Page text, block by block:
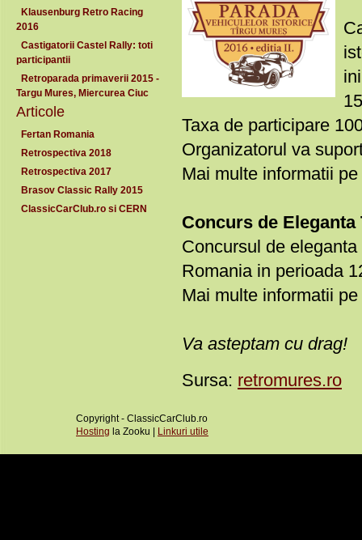
Klausenburg Retro Racing
2016
Castigatorii Castel Rally: toti
participantii
Retroparada primaverii 2015 -
Targu Mures, Miercurea Ciuc
Articole
Fertan Romania
Retrospectiva 2018
Retrospectiva 2017
Brasov Classic Rally 2015
ClassicCarClub.ro si CERN
Taxa de participare
Organizatorul va
Mai multe informatii
Concurs de
Concursul de
Romania in perioada
Mai multe informatii
Va asteptam cu drag!
Sursa: retromures.ro
Copyright - ClassicCarClub.ro
Hosting la Zooku | Linkuri utile